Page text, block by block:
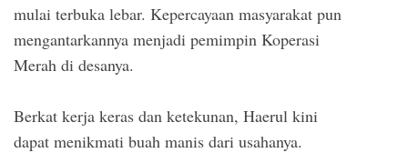
mulai terbuka lebar. Kepercayaan masyarakat pun
mengantarkannya menjadi pemimpin Koperasi
Merah di desanya.
Berkat kerja keras dan ketekunan, Haerul kini
dapat menikmati buah manis dari usahanya.